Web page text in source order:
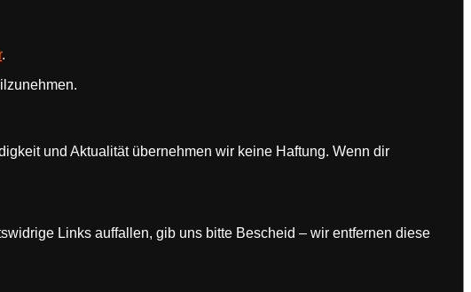
.
und Aktualität übernehmen wir keine Haftung. Wenn dir
Links auffallen, gib uns bitte Bescheid – wir entfernen diese